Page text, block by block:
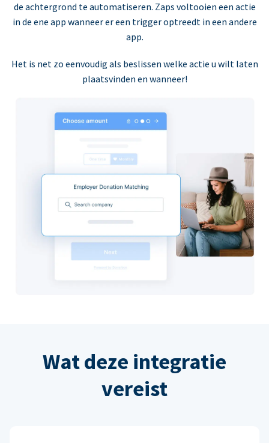
de achtergrond te automatiseren. Zaps voltooien een actie
in de ene app wanneer er een trigger optreedt in een andere
app.
Het is net zo eenvoudig als beslissen welke actie u wilt laten
plaatsvinden en wanneer!
Wat deze integratie
vereist